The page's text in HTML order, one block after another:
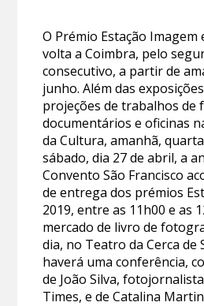
O Prémio Estação Imagem
volta a Coimbra, pelo
consecutivo, a partir de
junho. Além das
projeções de trabalhos de
documentários e oficinas
da Cultura, amanhã,
sábado, dia 27 de abril, a
Convento São Francisco
de entrega dos prémios
2019, entre as 11h00 e as
mercado de livro de
dia, no Teatro da Cerca de
haverá uma conferência,
de João Silva,
Times, e de Catalina